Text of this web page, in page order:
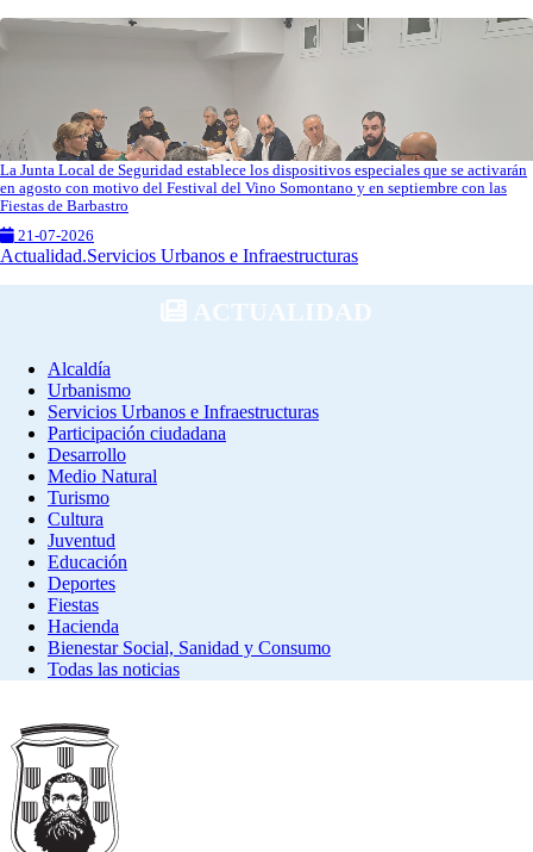
La Junta Local de Seguridad establece los dispositivos especiales que se activarán
en agosto con motivo del Festival del Vino Somontano y en septiembre con las
Fiestas de Barbastro
21-07-2026
Actualidad.Servicios Urbanos e Infraestructuras
ACTUALIDAD
Alcaldía
Urbanismo
Servicios Urbanos e Infraestructuras
Participación ciudadana
Desarrollo
Medio Natural
Turismo
Cultura
Juventud
Educación
Deportes
Fiestas
Hacienda
Bienestar Social, Sanidad y Consumo
Todas las noticias